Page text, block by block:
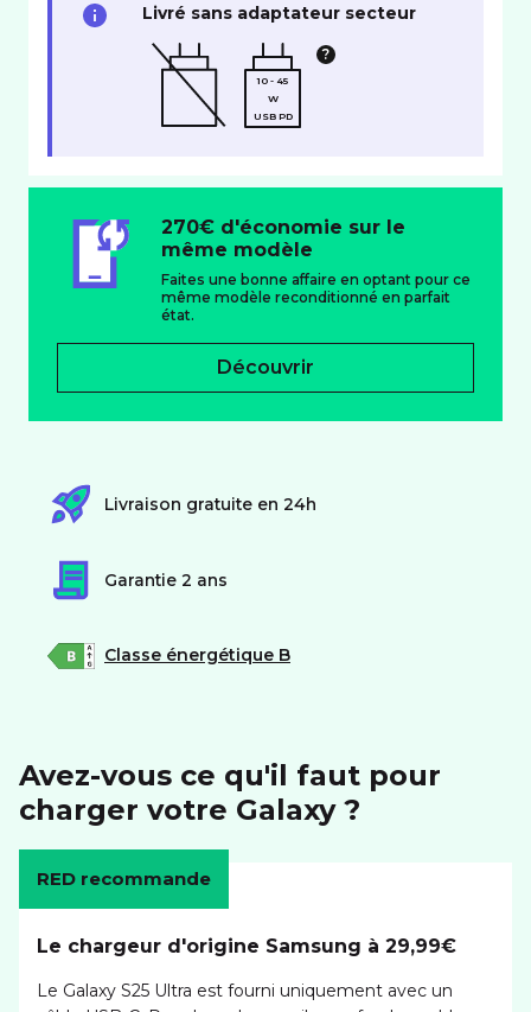
Livré sans adaptateur secteur
10 - 45
W
USB PD
270€ d'économie sur le
même modèle
Faites une bonne affaire en optant pour ce
même modèle reconditionné en parfait
état.
Découvrir
Livraison gratuite en 24h
Garantie 2 ans
Classe énergétique B
Avez-vous ce qu'il faut pour
charger votre Galaxy ?
RED recommande
Le chargeur d'origine Samsung à 29,99€
Le Galaxy S25 Ultra est fourni uniquement avec un